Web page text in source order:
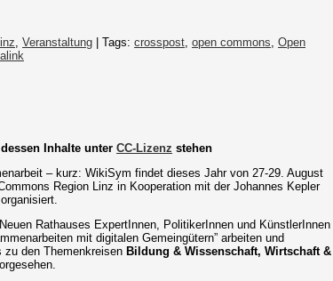
, Veranstaltung | Tags: crosspost, open commons, Open
Inhalte unter CC-Lizenz stehen
– kurz: WikiSym findet dieses Jahr von 27-29. August
Region Linz in Kooperation mit der Johannes Kepler
Rathauses ExpertInnen, PolitikerInnen und KünstlerInnen
mit digitalen Gemeingütern” arbeiten und
den Themenkreisen Bildung & Wissenschaft, Wirtschaft &